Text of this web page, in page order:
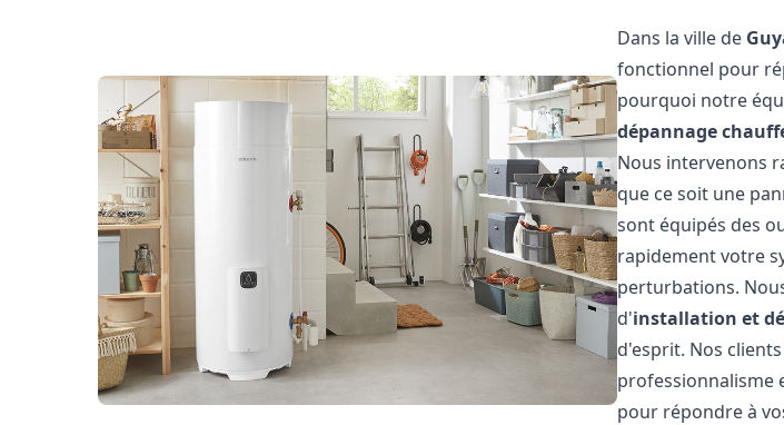
Dans la ville de
fonctionnel pour
pourquoi notre
dépannage
Nous intervenons
que ce soit une
sont équipés des
rapidement votre
perturbations.
d'installation et
d'esprit. Nos
professionnalisme
pour répondre à